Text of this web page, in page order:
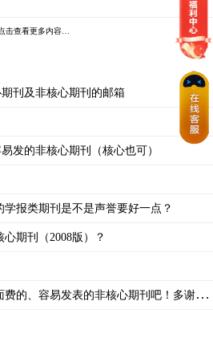
击查看更多内容…
刊及非核心期刊的邮箱
发的非核心期刊（核心也可）
报类期刊是不是声誉要好一点？
期刊（2008版）？
的、容易发表的非核心期刊吧！多谢